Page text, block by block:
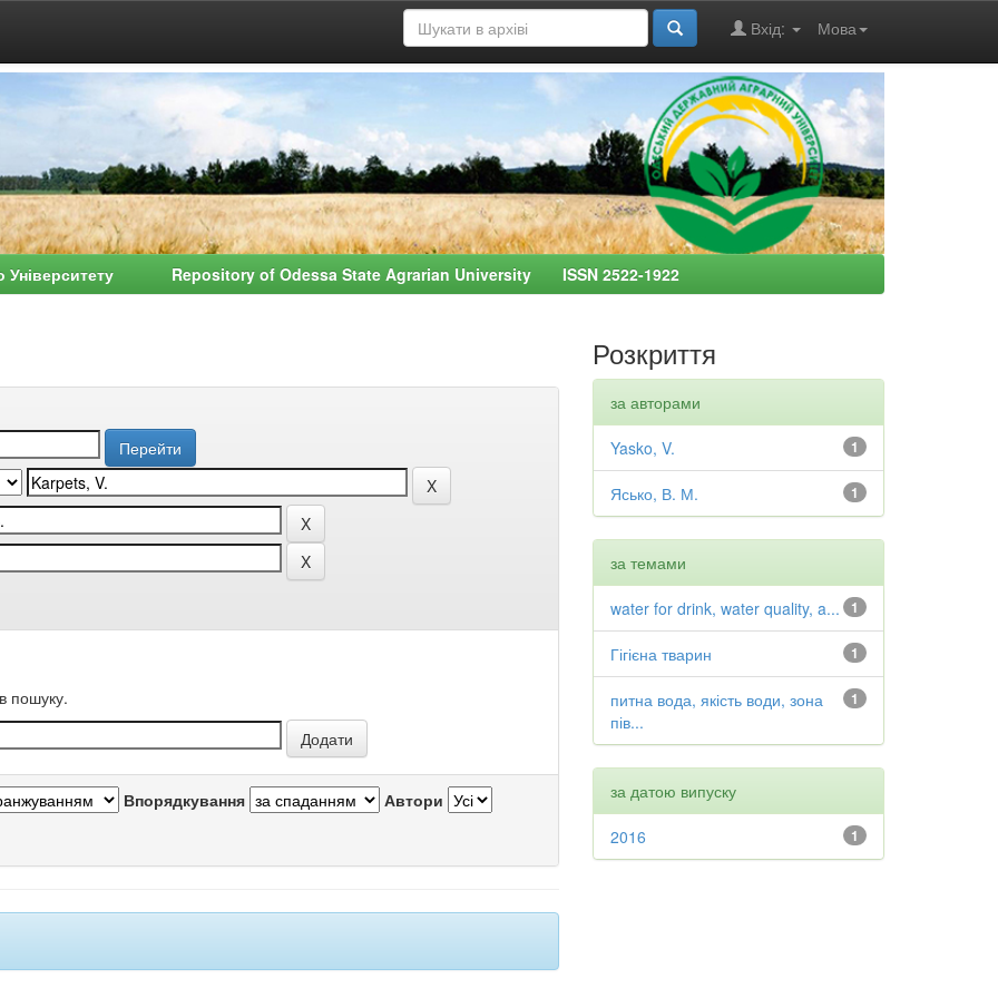
Мова
Вхід:
Університету Repository of Odessa State Agrarian University ISSN 2522-1922
пошуку.
Впорядкування Автори
Розкриття
за авторами
1
Yasko, V.
1
Ясько, В. М.
за темами
1
water for drink, water quality, a...
1
Гігієна тварин
1
питна вода, якість води, зона
пів...
за датою випуску
1
2016